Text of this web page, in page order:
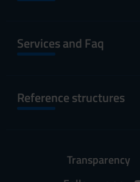
Services and Faq
Reference structures
Transparency